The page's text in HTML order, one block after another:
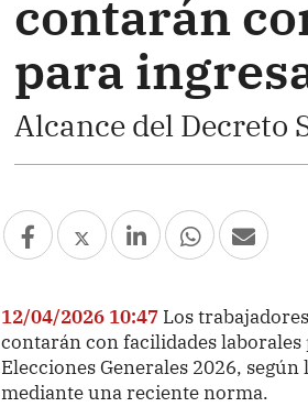
contarán
para
Alcance del Decreto
12/04/2026 10:47 Los
contarán con facilidades
Elecciones Generales 2026,
mediante una reciente norma.